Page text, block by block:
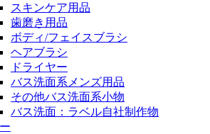
スキンケア用品
歯磨き用品
ボディ/フェイスブラシ
ヘアブラシ
ドライヤー
バス洗面系メンズ用品
その他バス洗面系小物
バス洗面：ラベル自社制作物